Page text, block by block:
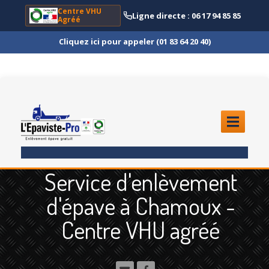
Centre VHU
Agréé
Ligne directe : 06 17 94 85 85
Cliquez ici pour appeler (01 83 64 20 40)
ENLÈVEMENTÉPAVE
Quoi?
Scooteret Moto
Camion
et Poids Lourd
Service d'enlèvement
d'épave à Chamoux -
Centre VHU agréé